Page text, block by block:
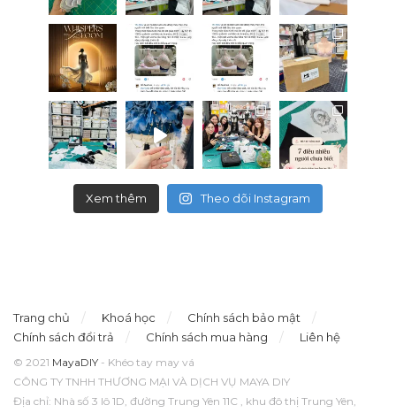
Xem thêm Theo dõi Instagram
Trang chủ Khoá học
Chính sách bảo mật
Chính sách đổi trả
Chính sách mua hàng Liên hệ
© 2021 MayaDIY - Khéo tay may vá
CÔNG TY TNHH THƯƠNG MẠI VÀ DỊCH VỤ MAYA DIY
Địa chỉ: Nhà số 3 lô 1D, đường Trung Yên 11C , khu đô thị Trung Yên,